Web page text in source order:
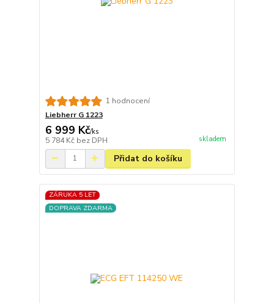
1 hodnocení
Liebherr G 1223
6 999 Kč/ks
5 784 Kč bez DPH skladem
Přidat do košíku
ZÁRUKA 5 LET
DOPRAVA ZDARMA